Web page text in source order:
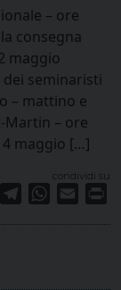
– ore
consegna
maggio
seminaristi
– mattino e
Martin – ore
4 maggio […]
condividi su
LinkedInTelegramWhatsApp
Email